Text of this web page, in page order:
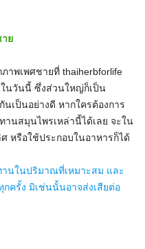
ย
าพเพศชายที่ thaiherbforlife
นวันนี้ ซึ่งส่วนใหญ่ก็เป็น
เป็นอย่างดี หากใครต้องการ
านสมุนไพรเหล่านี้ได้เลย จะใน
หรือใช้ประกอบในอาหารก็ได้
นในปริมาณที่เหมาะสม และ
ครั้ง มิเช่นนั้นอาจส่งเสียต่อ